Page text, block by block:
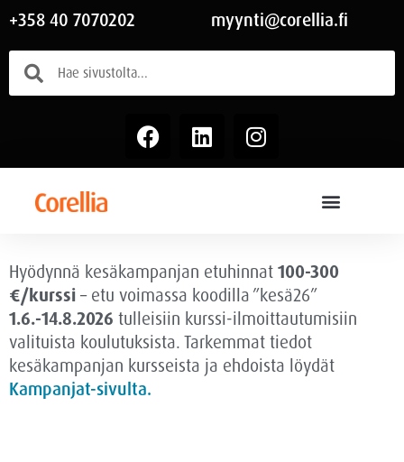
+358 40 7070202 myynti@corellia.fi
Hyödynnä kesäkampanjan etuhinnat 100-300
€/kurssi – etu voimassa koodilla ”kesä26”
1.6.-14.8.2026 tulleisiin kurssi-ilmoittautumisiin
valituista koulutuksista. Tarkemmat tiedot
kesäkampanjan kursseista ja ehdoista löydät
Kampanjat-sivulta.